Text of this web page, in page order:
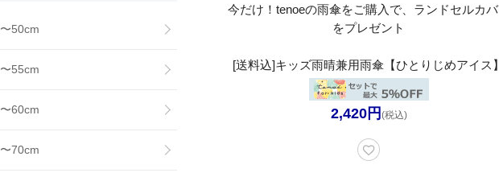
〜50cm
〜55cm
〜60cm
〜70cm
今だけ！tenoeの雨傘をご購入で、ランドセルカ
をプレゼント
[送料込]キッズ雨晴兼用雨傘【ひとりじめアイス】
2,420円 (税込)